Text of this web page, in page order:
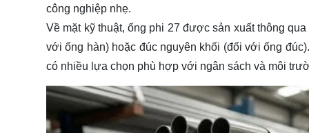
công nghiệp nhẹ.
Về mặt kỹ thuật, ống phi 27 được sản xuất thông
với ống hàn) hoặc đúc nguyên khối (đối với ống
có nhiều lựa chọn phù hợp với ngân sách và môi